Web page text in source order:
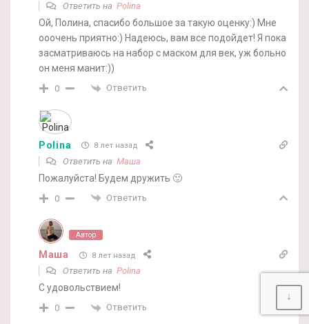
Ответить на Polina
Ой, Полина, спасибо большое за такую оценку:) Мне
ооочень приятно:) Надеюсь, вам все подойдет! Я пока
засматриваюсь на набор с маском для век, уж больно
он меня манит:))
0 Ответить
Polina 8 лет назад
Ответить на Маша
Пожалуйста! Будем дружить 🙂
0 Ответить
Автор
Маша 8 лет назад
Ответить на Polina
С удовольствием!
0 Ответить
↓